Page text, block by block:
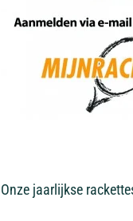
Onze jaarlijkse